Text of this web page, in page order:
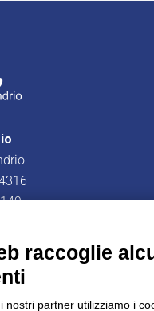
raccoglie
nostri partner utilizziamo i